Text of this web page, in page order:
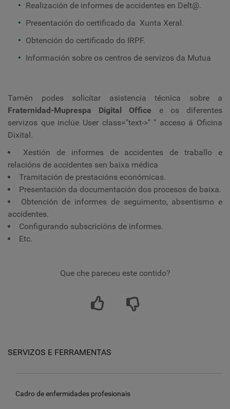
Realización de informes de accidentes en Delt@.
Presentación do certificado da Xunta Xeral.
Obtención do certificado do IRPF.
Información sobre os centros de servizos da Mutua
Tamén podes solicitar asistencia técnica sobre a
Fraternidad-Muprespa Digital Office e os diferentes
servizos que inclúe User class="text->" " acceso á Oficina
Dixital.
Xestión de informes de accidentes de traballo e
relacións de accidentes sen baixa médica
Tramitación de prestacións económicas.
Presentación da documentación dos procesos de baixa.
Obtención de informes de seguimento, absentismo e
accidentes.
Configurando subscricións de informes.
Etc.
Que che pareceu este contido?
SERVIZOS E FERRAMENTAS
Cadro de enfermidades profesionais